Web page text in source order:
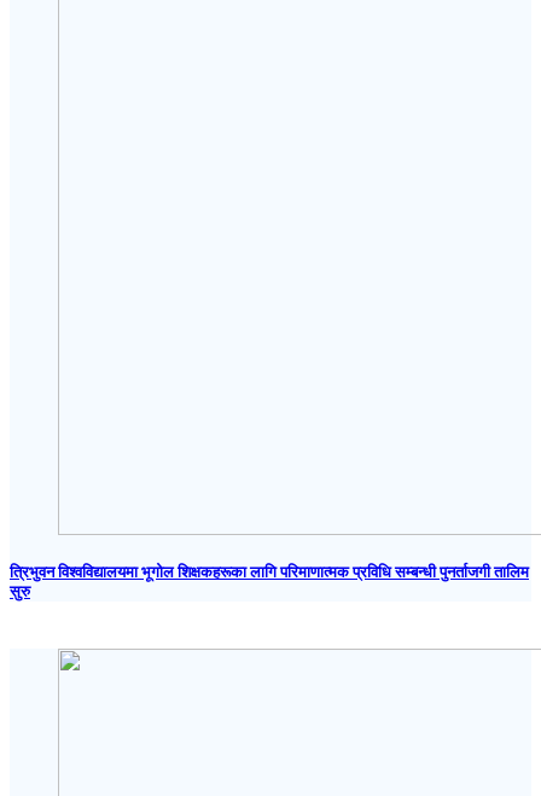
त्रिभुवन विश्वविद्यालयमा भूगोल शिक्षकहरूका लागि परिमाणात्मक प्रविधि सम्बन्धी पुनर्ताजगी तालिम
सुरु